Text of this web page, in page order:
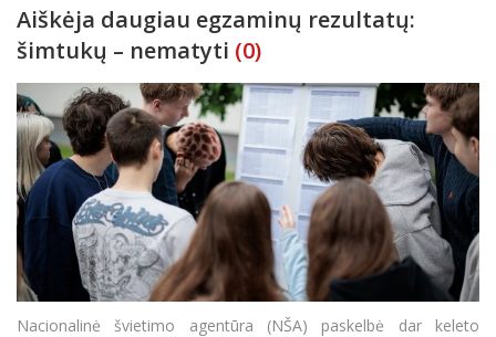
Aiškėja daugiau egzaminų rezultatų:
šimtukų – nematyti (0)
Nacionalinė švietimo agentūra (NŠA) paskelbė dar keleto